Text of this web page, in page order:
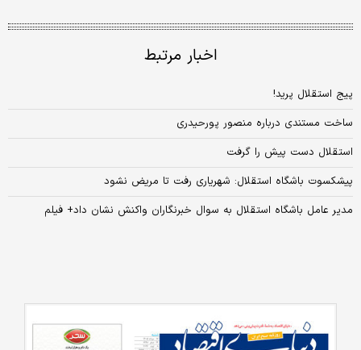
اخبار مرتبط
پیج استقلال پرید!
ساخت مستندی درباره منصور پورحیدری
استقلال دست پیش را گرفت
پیشکسوت باشگاه استقلال: شهریاری رفت تا مریض نشود
مدیر عامل باشگاه استقلال به سوال خبرنگاران واکنش نشان داد+ فیلم